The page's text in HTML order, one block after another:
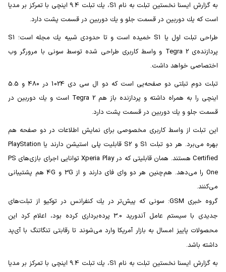
به گزارش ایسنا نخستین تبلت به نام S1، یك تبلت 9.4 اینچی با تمرکز بر مدیا
است كه یك دوربین در قسمت جلو و یك دوربین در قسمت پشت دارد.
طراحی تبلت اول یا S1 خمیده است و تا حدودی شبیه یك مجله است؛ S1
پردازنده‌ی Tegra 2 و واسط کاربری طراحی شده توسط سونی با مرورگر وب
اختصاصی خواهد داشت.
تبلت دوم تبلتی دو صفحه‌یی است که دو ال سی دی 1024 در 480 و 5.5
اینچی را به همراه داشته و پردازنده باز هم Tegra 2 است و یك دوربین در
قسمت جلو و یك دوربین در قسمت پشت دارد.
این تبلت از واسط کاربری مخصوصی برای نمایش اطلاعات در دو صفحه هم
بهره می‌برد. هر دو تبلت S1 و S2 قابلیت پلی استیشن دارند یا PlayStation
Certified هستند. همان قابلیتی که در Xperia Play توانایی اجرای بازی‌های PS
One را می‌دهد. هم‌چنین هر دو وای فای دارند و از 3G و 4G هم پشتیبانی
می‌کنند.
گروه خبری GSM: سونی كه پیش‌تر در یك کنفرانس در توکیو از تبلت‌های
جدیدی با سیستم عامل آندورید 3.0 پرده‌برداری کرده بود، اعلام كرد این
محصولات پاییز امسال به بازار آمریكا وارد می‌شوند تا رقابتی تنگاتنگ با آی‌پد
داشته باشد.
به گزارش ایسنا نخستین تبلت به نام S1، یك تبلت 9.4 اینچی با تمرکز بر مدیا